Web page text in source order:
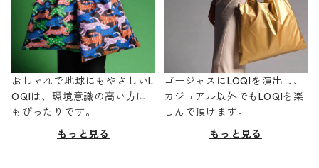
おしゃれで地球にもやさしいL
OQIは、環境意識の高い方に
もぴったりです。
もっと見る
ゴージャスにLOQIを演出し、
カジュアル以外でもLOQIを楽
しんで頂けます。
もっと見る